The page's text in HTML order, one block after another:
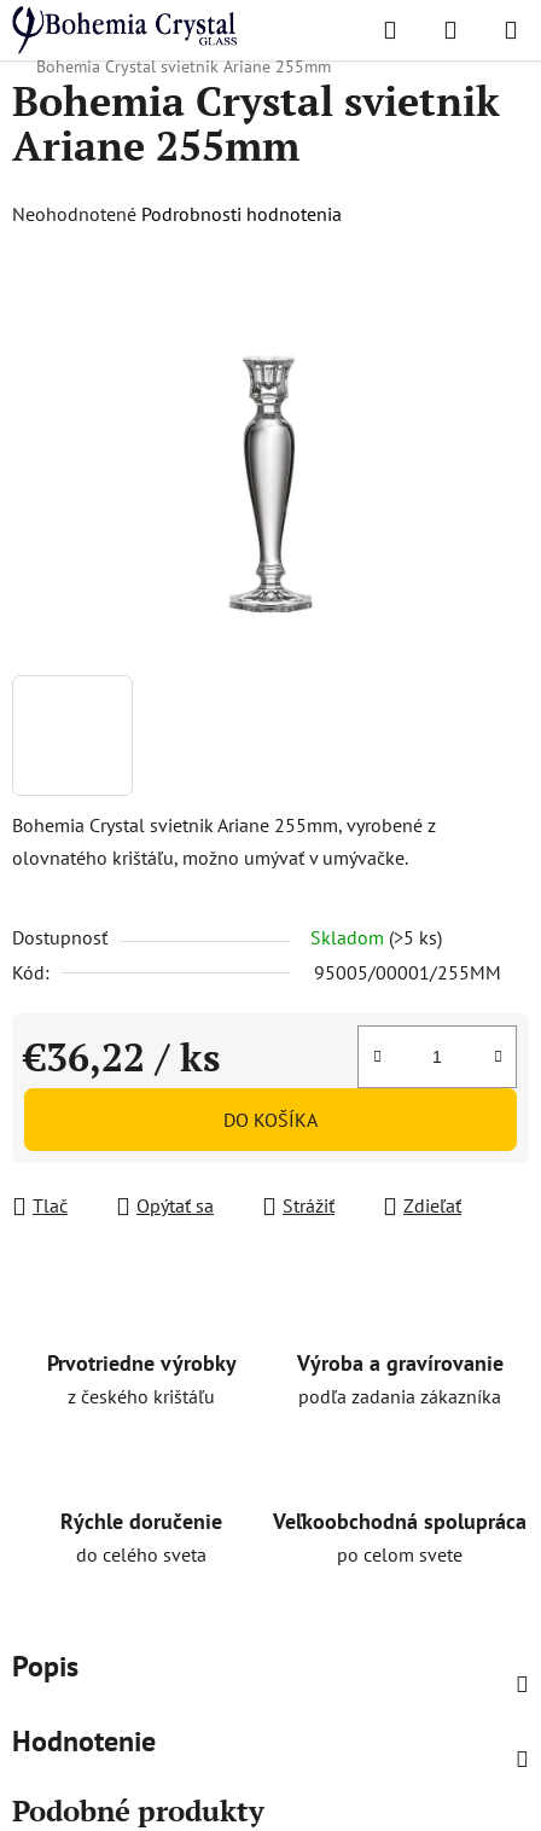
Prejsť
na
obsah
Hľadať
KOŠÍK
Domov
/ Obľúbené kolekcie / Vianočná ponuka Vánoční zboží
Bohemia Crystal svietnik Ariane 255mm
Bohemia Crystal svietnik Ariane 255mm, vyrobené z
olovnatého krištáľu, možno umývať v umývačke.
Dostupnosť Skladom (>5 ks)
Kód:
95005/00001/255MM
€36,22 / ks
Jednotková cena:
DO KOŠÍKA
Tlač Opýtať sa Strážiť Zdieľať
Bohemia Crystal svietnik
Ariane 255mm
Priemerné
Neohodnotené Podrobnosti hodnotenia
Prvotriedne výrobky
z českého krištáľu
Výroba a gravírovanie
podľa zadania zákazníka
Rýchle doručenie
do celého sveta
Veľkoobchodná spolupráca
po celom svete
Popis
Hodnotenie
Podobné produkty